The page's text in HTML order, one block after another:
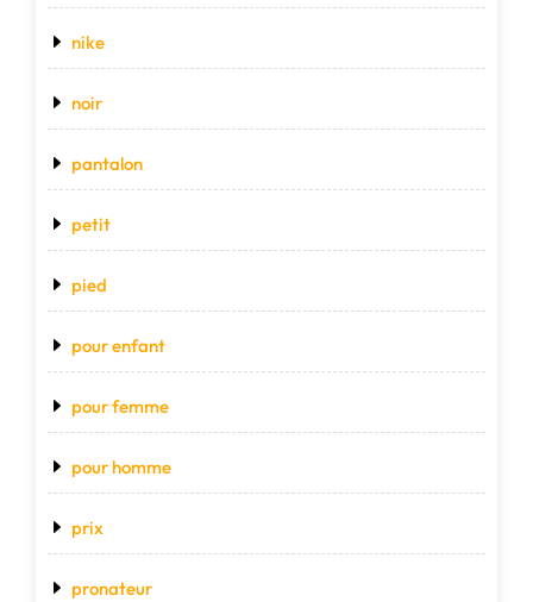
nike
noir
pantalon
petit
pied
pour enfant
pour femme
pour homme
prix
pronateur